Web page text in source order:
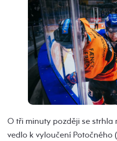
O tři minuty později se strhla
vedlo k vyloučení Potočného